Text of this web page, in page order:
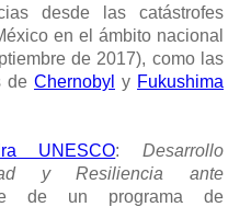
desde las catástrofes
en el ámbito nacional
de 2017), como las
de Chernobyl y Fukushima
UNESCO: Desarrollo
y Resiliencia ante
de un programa de